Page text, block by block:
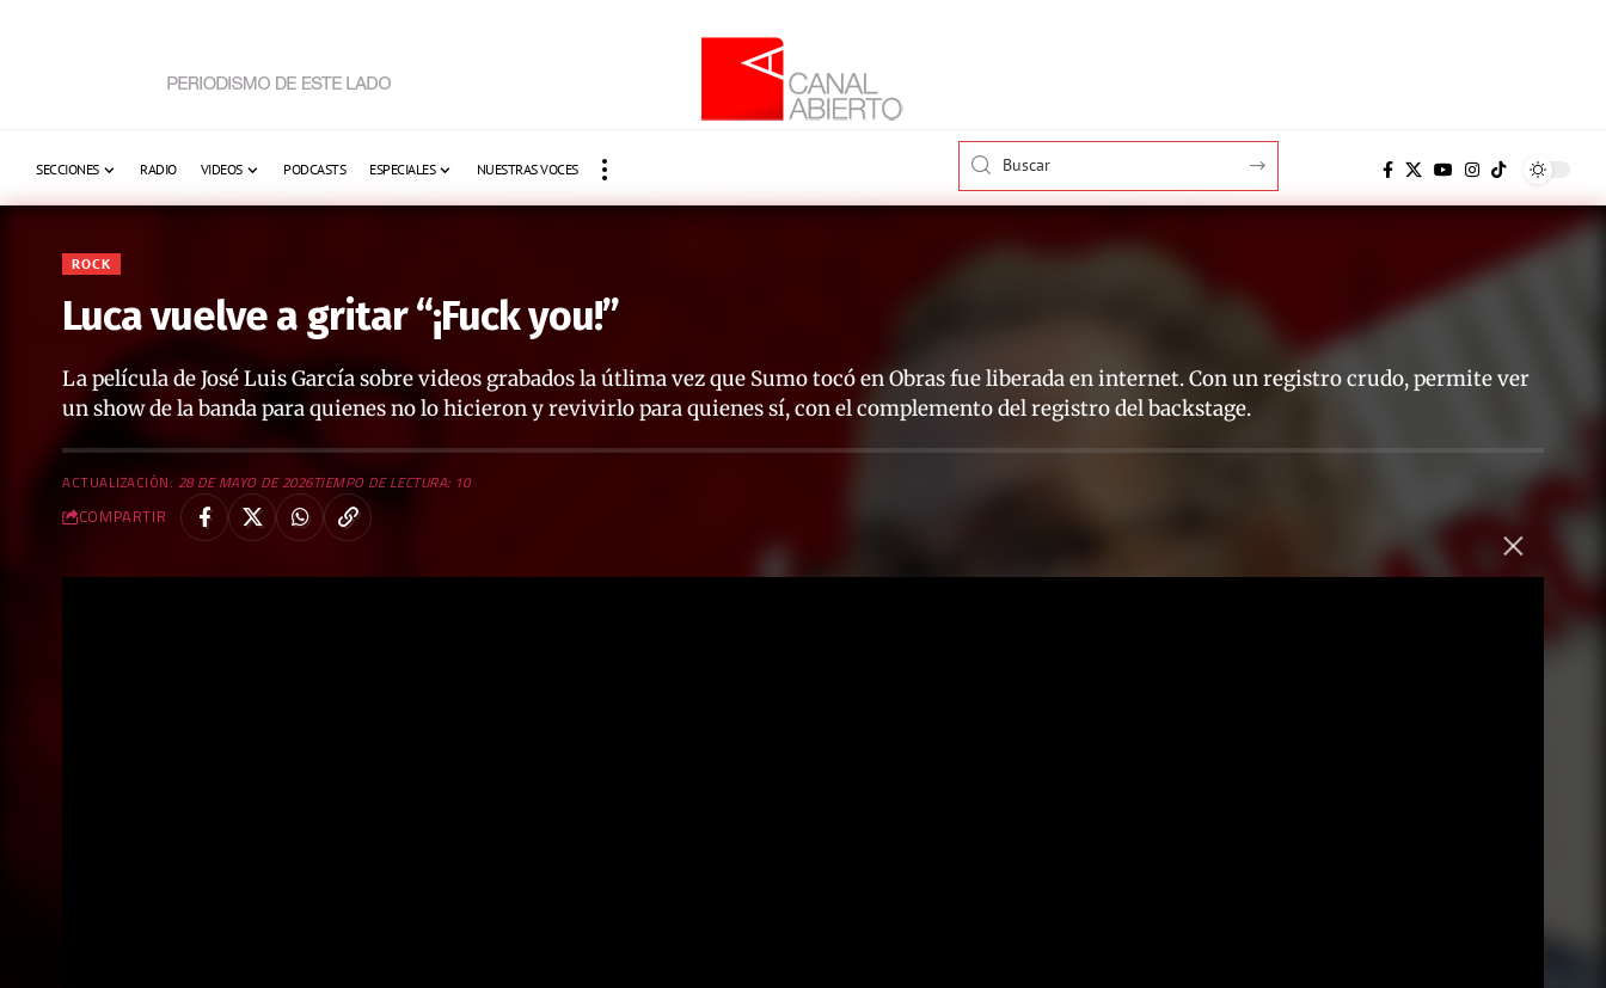
SECCIONES RADIO VIDEOS PODCASTS ESPECIALES NUESTRAS VOCES
ROCK
Luca vuelve a gritar “¡Fuck you!”
La película de José Luis García sobre videos grabados la útlima vez que Sumo tocó en Obras fue liberada en internet. Con un registro crudo, permite ver
un show de la banda para quienes no lo hicieron y revivirlo para quienes sí, con el complemento del registro del backstage.
ACTUALIZACIÓN: 28 DE MAYO DE 2026TIEMPO DE LECTURA: 10
COMPARTIR